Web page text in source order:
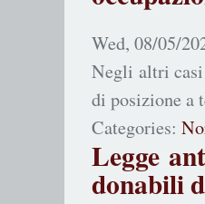
Wed, 08/05/
Negli altri casi
di posizione a
Categories:
Legge
donabili